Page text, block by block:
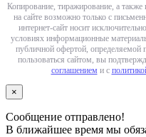
Копирование, тиражирование, а
на сайте возможно только с
интернет-сайт носит
условиях информационные
публичной офертой,
пользоваться сайтом, вы
соглашением и с
×
Сообщение отправлено!
В ближайшее время мы